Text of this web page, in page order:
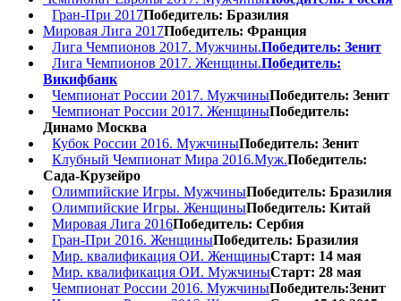
Гран-При 2017Победитель: Бразилия
Мировая Лига 2017Победитель: Франция
Лига Чемпионов 2017. Мужчины.Победитель: Зенит
Лига Чемпионов 2017. Женщины.Победитель:
Викифбанк
Чемпионат России 2017. МужчиныПобедитель: Зенит
Чемпионат России 2017. ЖенщиныПобедитель:
Динамо Москва
Кубок России 2016. МужчиныПобедитель: Зенит
Клубный Чемпионат Мира 2016.Муж.Победитель:
Сада-Крузейро
Олимпийские Игры. МужчиныПобедитель: Бразилия
Олимпийские Игры. ЖенщиныПобедитель: Китай
Мировая Лига 2016Победитель: Сербия
Гран-При 2016. ЖенщиныПобедитель: Бразилия
Мир. квалификация ОИ. ЖенщиныСтарт: 14 мая
Мир. квалификация ОИ. МужчиныСтарт: 28 мая
Чемпионат России 2016. МужчиныПобедитель:Зенит